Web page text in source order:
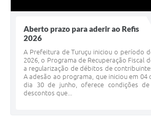
Aberto prazo para aderir ao Refis
2026
A Prefeitura de Turuçu iniciou o período
2026, o Programa de Recuperação Fiscal
a regularização de débitos de
A adesão ao programa, que iniciou em 04
dia 30 de junho, oferece condições de
descontos que...